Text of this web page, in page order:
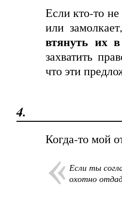
Если кто-то не
или
втянуть их в
захватить
что эти
4.
Когда-то мой
Если ты
охотно